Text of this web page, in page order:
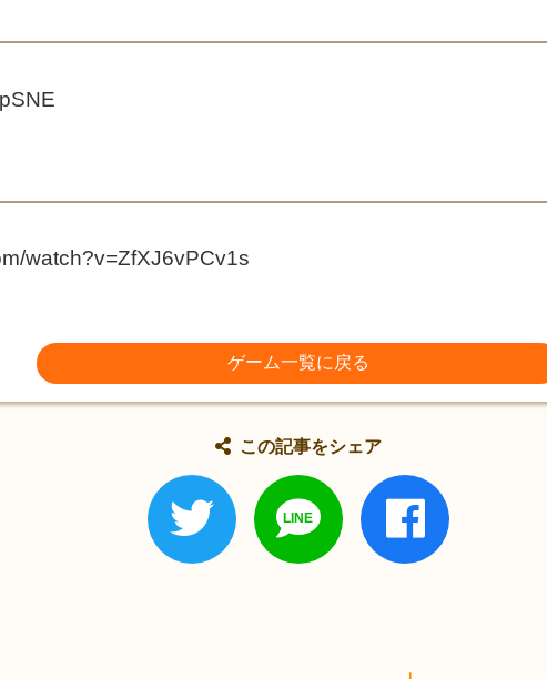
watch?v=ZfXJ6vPCv1s
ゲーム一覧に戻る
この記事をシェア